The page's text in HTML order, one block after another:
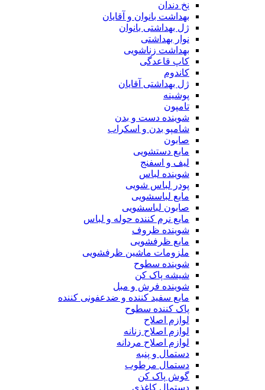
نخ دندان
بهداشت بانوان و آقایان
ژل بهداشتی بانوان
نوار بهداشتی
بهداشت زناشویی
کاپ قاعدگی
کاندوم
ژل بهداشتی آقایان
پوشینه
تامپون
شوینده دست و بدن
شامپو بدن و اسکراب
صابون
مایع دستشویی
لیف و اسفنج
شوینده لباس
پودر لباس شویی
مایع لباسشویی
صابون لباسشویی
مایع نرم کننده حوله و لباس
شوینده ظروف
مایع ظرفشویی
ملزومات ماشین ظرفشویی
شوینده سطوح
شیشه پاک کن
شوینده فرش و مبل
مایع سفید کننده و ضدعفونی کننده
پاک کننده سطوح
لوازم اصلاح
لوازم اصلاح زنانه
لوازم اصلاح مردانه
دستمال و پنبه
دستمال مرطوب
گوش پاک کن
دستمال کاغذی